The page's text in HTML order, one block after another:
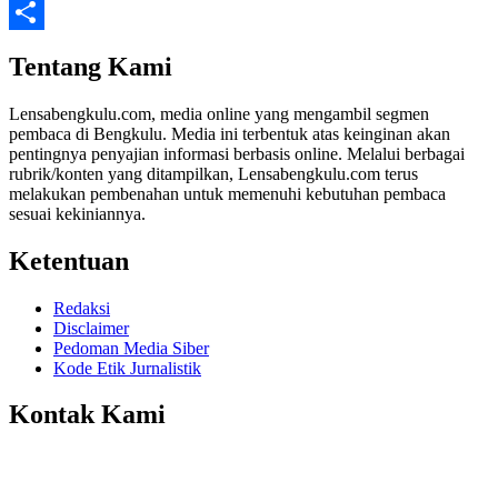
Twitter
Tentang Kami
Lensabengkulu.com, media online yang mengambil segmen
pembaca di Bengkulu. Media ini terbentuk atas keinginan akan
pentingnya penyajian informasi berbasis online. Melalui berbagai
rubrik/konten yang ditampilkan, Lensabengkulu.com terus
melakukan pembenahan untuk memenuhi kebutuhan pembaca
sesuai kekiniannya.
Ketentuan
Redaksi
Disclaimer
Pedoman Media Siber
Kode Etik Jurnalistik
Kontak Kami